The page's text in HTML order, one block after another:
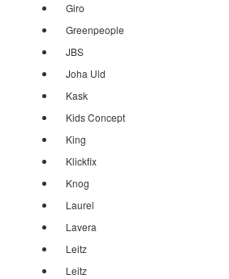
Giro
Greenpeople
JBS
Joha Uld
Kask
Kids Concept
King
Klickfix
Knog
Laurel
Lavera
Leitz
Leitz